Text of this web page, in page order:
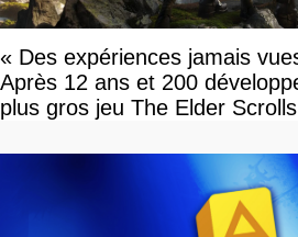
« Des expériences jamais
Après 12 ans et 200
plus gros jeu The Elder